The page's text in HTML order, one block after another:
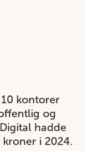
kontorer
og
hadde
i 2024.